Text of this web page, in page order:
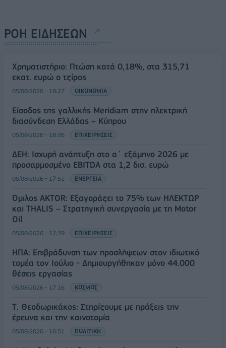
ΡΟΗ ΕΙΔΗΣΕΩΝ
Χρηματιστήριο: Πτώση κατά 0,18%, στα 315,71
εκατ. ευρώ ο τζίρος
05/08/2026 - 18:27 ΟΙΚΟΝΟΜΙΑ
Είσοδος της γαλλικής Meridiam στην ηλεκτρική
διασύνδεση Ελλάδας – Κύπρου
05/08/2026 - 18:06 ΕΠΙΧΕΙΡΗΣΕΙΣ
ΔΕΗ: Ισχυρή ανάπτυξη στο α΄ εξάμηνο 2026 με
προσαρμοσμένο EBITDA στα 1,2 δισ. ευρώ
05/08/2026 - 17:51 ΕΝΕΡΓΕΙΑ
Όμιλος AKTOR: Εξαγοράζει το 75% των ΗΛΕΚΤΩΡ
και THALIS – Στρατηγική συνεργασία με τη Motor
Oil
05/08/2026 - 17:39 ΕΠΙΧΕΙΡΗΣΕΙΣ
ΗΠΑ: Επιβράδυνση των προσλήψεων στον ιδιωτικό
τομέα τον Ιούλιο - Δημιουργήθηκαν μόνο 44.000
θέσεις εργασίας
05/08/2026 - 17:16 ΚΟΣΜΟΣ
Τ. Θεοδωρικάκος: Στηρίζουμε με πράξεις την
έρευνα και την καινοτομία
05/08/2026 - 16:51 ΠΟΛΙΤΙΚΗ